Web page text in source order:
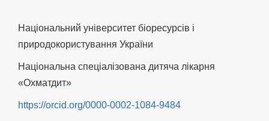
Національний університет біоресурсів і
природокористування України
Національна спеціалізована дитяча лікарня
«Охматдит»
https://orcid.org/0000-0002-1084-9484